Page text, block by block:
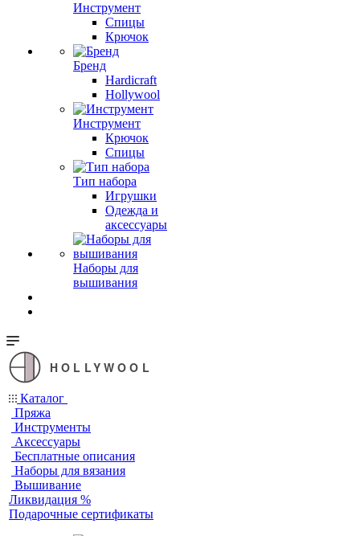
Инструмент
Спицы
Крючок
Бренд
Hardicraft
Hollywool
Инструмент
Крючок
Спицы
Тип набора
Игрушки
Одежда и
аксессуары
Наборы для
вышивания
HOLLYWOOL
Каталог
Пряжа
Инструменты
Аксессуары
Бесплатные описания
Наборы для вязания
Вышивание
Ликвидация %
Подарочные сертификаты